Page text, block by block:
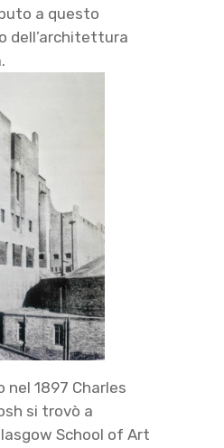
a questo
dell’architettura
nel 1897 Charles
si trovò a
School of Art